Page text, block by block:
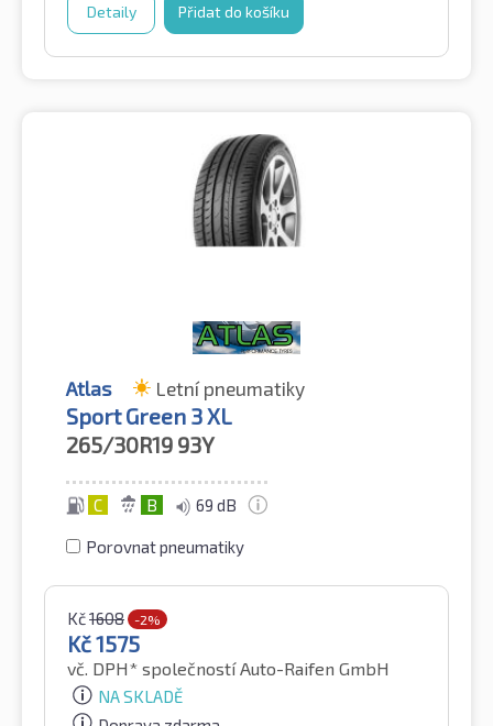
Detaily Přidat do košíku
Atlas Letní pneumatiky
Sport Green 3 XL
265/30R19 93Y
C B 69 dB
Porovnat pneumatiky
Kč1608 -2%
Kč1575
vč. DPH* společností Auto-Raifen GmbH
NA SKLADĚ